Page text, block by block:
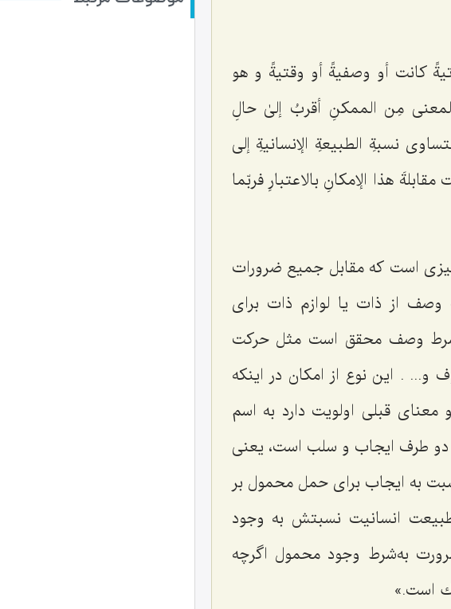
كانت أو وصفیةً أو وقتیةً و هو
مِن الممكنِ أقربُ إلىٰ حالِ
نسبةِ الطبیعةِ الإنسانیةِ إلى
هذا الإمكانِ بالاعتبارِ فربّما
است که مقابل جمیع ضرورات
وصف از ذات یا لوازم ذات براى
وصف محقق است‌ مثل حركت
. این نوع از امكان در اینكه
قبلى اولویت دارد به اسم
دو طرف ایجاب و سلب است، یعنى
به ایجاب براى حمل محمول بر
انسانیت نسبتش به وجود
به‌شرط وجود محمول اگرچه
است.»